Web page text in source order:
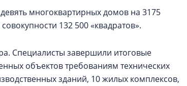
многоквартирных домов на 3175
132 500 «квадратов».
Специалисты завершили итоговые
объектов требованиям технических
зданий, 10 жилых комплексов,